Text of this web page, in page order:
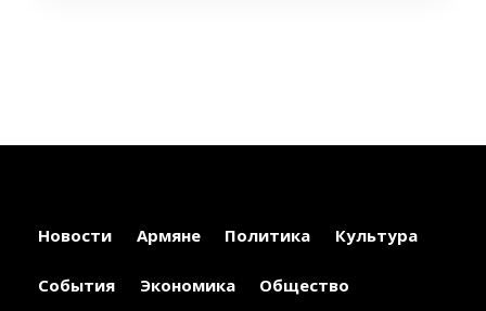
Новости Армяне Политика Культура
События Экономика Общество